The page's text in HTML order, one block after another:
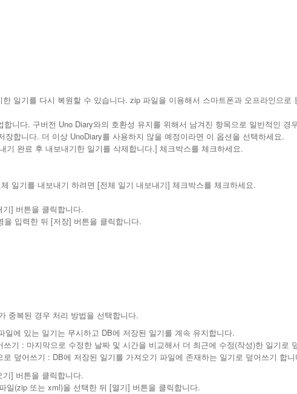
일기를 다시 복원할 수 있습니다. zip 파일을 이용해서 스마트폰과 오프라인으
니다. 구버전 Uno Diary와의 호환성 유지를 위해서 남겨진 항목으로 일반적인 경
합니다. 더 이상 UnoDiary를 사용하지 않을 예정이라면 이 옵션을 선택하세요.
기 완료 후 내보내기한 일기를 삭제합니다.] 체크박스를 체크하세요.
일기를 내보내기 하려면 [전체 일기 내보내기] 체크박스를 체크하세요.
] 버튼을 클릭합니다.
입력한 뒤 [저장] 버튼을 클릭합니다.
중복된 경우 처리 방법을 선택합니다.
에 있는 일기는 무시하고 DB에 저장된 일기를 계속 유지합니다.
기 : 마지막으로 수정한 날짜 및 시간을 비교해서 더 최근에 수정(작성)한 일기로
덮어쓰기 : DB에 저장된 일기를 가져오기 파일에 존재하는 일기로 덮어쓰기 합니
] 버튼을 클릭합니다.
일(zip 또는 xml)을 선택한 뒤 [열기] 버튼을 클릭합니다.